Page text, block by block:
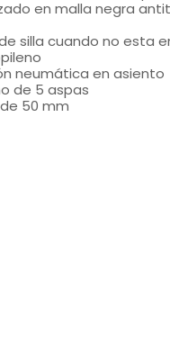
en malla negra
silla cuando no esta
neumática en asiento
de 5 aspas
50 mm